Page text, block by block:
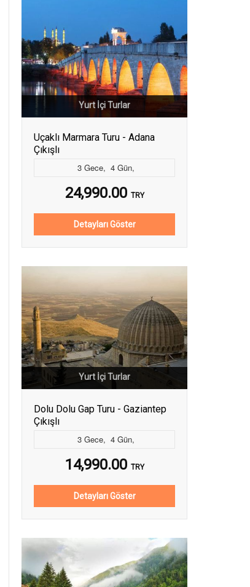
Yurt İçi Turlar
Uçaklı Marmara Turu - Adana
Çıkışlı
3 Gece, 4 Gün,
24,990.00 TRY
Detayları Göster
Yurt İçi Turlar
Dolu Dolu Gap Turu - Gaziantep
Çıkışlı
3 Gece, 4 Gün,
14,990.00 TRY
Detayları Göster